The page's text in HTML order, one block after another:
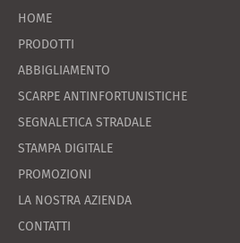
HOME
PRODOTTI
ABBIGLIAMENTO
SCARPE ANTINFORTUNISTICHE
SEGNALETICA STRADALE
STAMPA DIGITALE
PROMOZIONI
LA NOSTRA AZIENDA
CONTATTI